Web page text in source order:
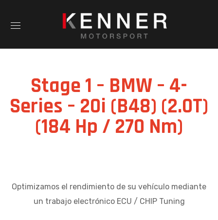
Stage 1 – BMW – 4-
Series – 20i (B48) (2.0T)
(184 Hp / 270 Nm)
Optimizamos el rendimiento de su vehículo mediante
un trabajo electrónico ECU / CHIP Tuning